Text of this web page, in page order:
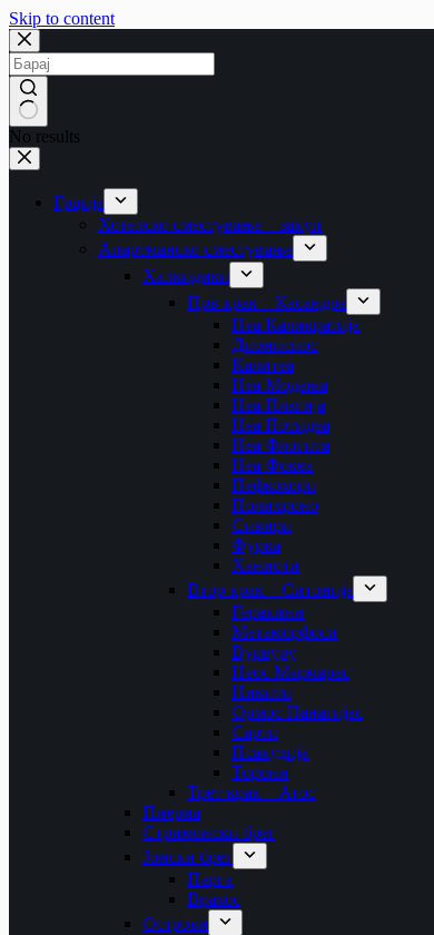
Skip to content
No results
Грција
Хотелско сместување – закуп
Апартманско сместување
Халкидики
Прв крак – Касандра
Неа Каликратија
Дионисиос
Калитеа
Неа Модања
Неа Плагија
Неа Потидеа
Неа Флогита
Неа Фокеа
Пефкохори
Полихроно
Сивири
Фурка
Ханиоти
Втор крак – Ситонија
Геракини
Метаморфоси
Вурвуру
Неос Мармарас
Никити
Ормос Панагијас
Сарти
Псакудија
Торони
Трет крак – Атос
Пиериа
Стримонски брег
Јонски брег
Парга
Врахос
Острови